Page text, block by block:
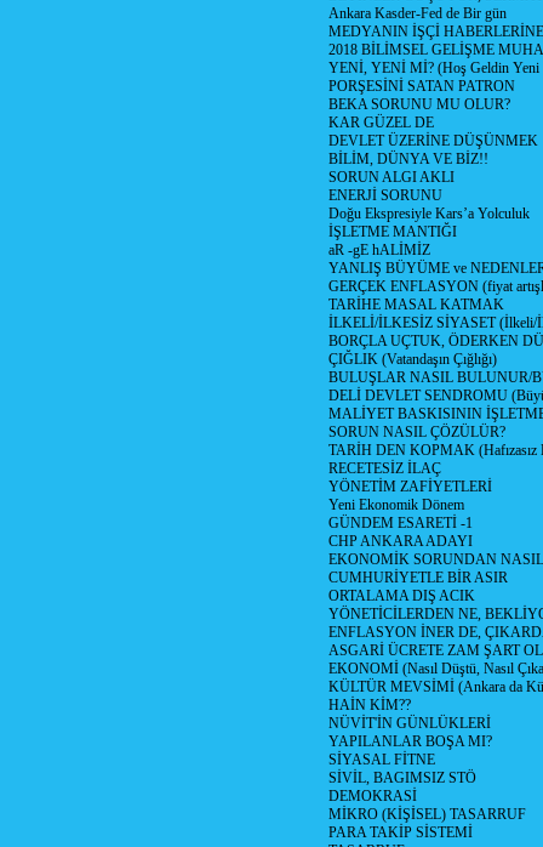
Ankara Kasder-Fed de Bir gün
MEDYANIN İŞÇİ
2018 BİLİMSEL GELİŞME
YENİ, YENİ Mİ? (Hoş Geldin Yeni
PORŞESİNİ SATAN PATRON
BEKA SORUNU MU OLUR?
KAR GÜZEL DE
DEVLET ÜZERİNE DÜŞÜNMEK
BİLİM, DÜNYA VE BİZ!!
SORUN ALGI AKLI
ENERJİ SORUNU
Doğu Ekspresiyle Kars’a Yolculuk
İŞLETME MANTIĞI
aR -gE hALİMİZ
YANLIŞ BÜYÜME ve
GERÇEK ENFLASYON (fiyat
TARİHE MASAL KATMAK
İLKELİ/İLKESİZ SİYASET (İlkeli/
BORÇLA UÇTUK, ÖDERKEN
ÇIĞLIK (Vatandaşın Çığlığı)
BULUŞLAR NASIL BULUNUR/
DELİ DEVLET SENDROMU
MALİYET BASKISININ
SORUN NASIL ÇÖZÜLÜR?
TARİH DEN KOPMAK (Hafızasız
RECETESİZ İLAÇ
YÖNETİM ZAFİYETLERİ
Yeni Ekonomik Dönem
GÜNDEM ESARETİ -1
CHP ANKARA ADAYI
EKONOMİK SORUNDAN
CUMHURİYETLE BİR ASIR
ORTALAMA DIŞ ACIK
YÖNETİCİLERDEN NE,
ENFLASYON İNER DE,
ASGARİ ÜCRETE ZAM ŞART
EKONOMİ (Nasıl Düştü, Nasıl
KÜLTÜR MEVSİMİ (Ankara da
HAİN KİM??
NÜVİT'İN GÜNLÜKLERİ
YAPILANLAR BOŞA MI?
SİYASAL FİTNE
SİVİL, BAGIMSIZ STÖ
DEMOKRASİ
MİKRO (KİŞİSEL) TASARRUF
PARA TAKİP SİSTEMİ